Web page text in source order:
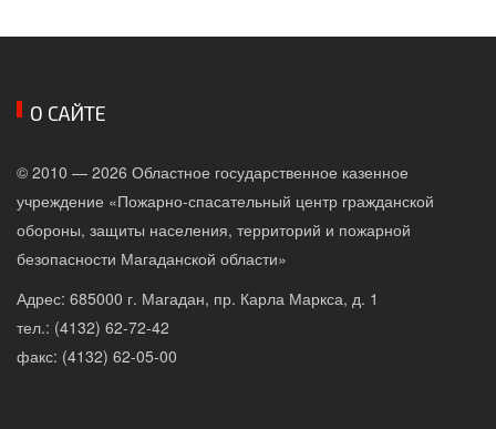
О САЙТЕ
© 2010 — 2026 Областное государственное казенное
учреждение «Пожарно-спасательный центр гражданской
обороны, защиты населения, территорий и пожарной
безопасности Магаданской области»
Адрес: 685000 г. Магадан, пр. Карла Маркса, д. 1
тел.: (4132) 62-72-42
факс: (4132) 62-05-00